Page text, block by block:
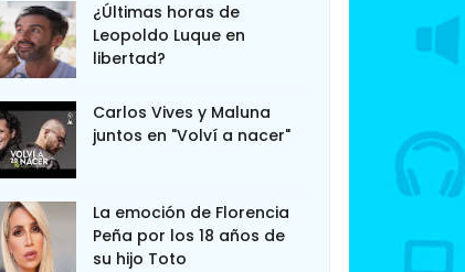
¿Últimas horas de
Leopoldo Luque en
libertad?
Carlos Vives y Maluna
juntos en "Volví a nacer"
La emoción de Florencia
Peña por los 18 años de
su hijo Toto